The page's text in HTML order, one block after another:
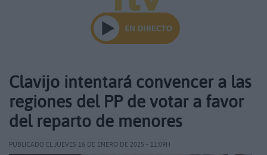
Clavijo intentará convencer a las
regiones del PP de votar a favor
del reparto de menores
PUBLICADO EL JUEVES 16 DE ENERO DE 2025 - 11:09H